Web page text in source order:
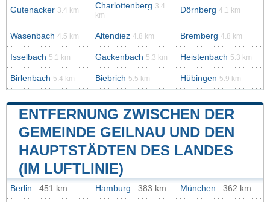
Gutenacker 3.4 km Charlottenberg 3.4
km
Dörnberg 4.1 km
Wasenbach 4.5 km Altendiez 4.8 km Bremberg 4.8 km
Isselbach 5.1 km Gackenbach 5.3 km Heistenbach 5.3 km
Birlenbach 5.4 km Biebrich 5.5 km Hübingen 5.9 km
ENTFERNUNG ZWISCHEN DER
GEMEINDE GEILNAU UND DEN
HAUPTSTÄDTEN DES LANDES
(IM LUFTLINIE)
Berlin : 451 km Hamburg : 383 km München : 362 km